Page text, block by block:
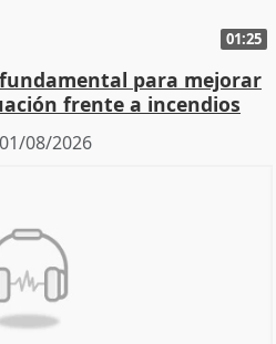
01:25
para mejorar
frente a incendios
01/08/2026